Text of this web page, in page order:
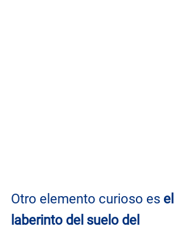
Otro elemento curioso es el
laberinto del suelo del